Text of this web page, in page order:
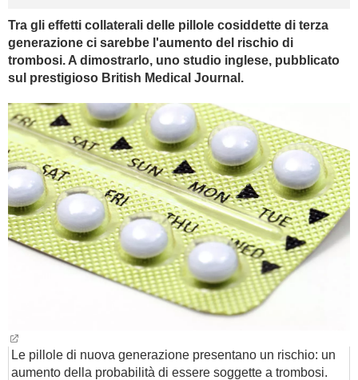
GASTRONOMIA
CAPELLI
SESSO
BAMBINO
DIETA
GUIDE
Tra gli effetti collaterali delle pillole cosiddette di terza
generazione ci sarebbe l'aumento del rischio di
trombosi. A dimostrarlo, uno studio inglese, pubblicato
sul prestigioso British Medical Journal.
Le pillole di nuova generazione presentano un rischio: un
aumento della probabilità di essere soggette a trombosi.